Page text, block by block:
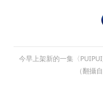
今早上架新的一集〈
（翻攝